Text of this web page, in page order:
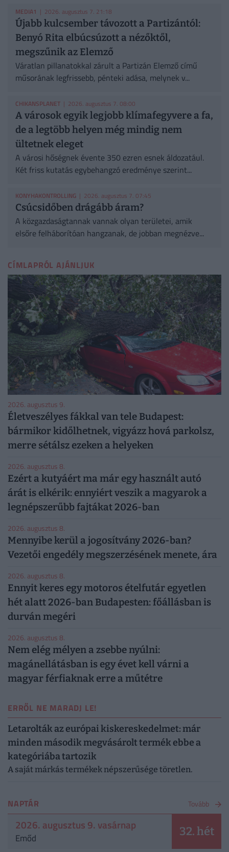
MEDIA1 | 2026. augusztus 7. 21:18
Újabb kulcsember távozott a Partizántól:
Benyó Rita elbúcsúzott a nézőktől,
megszűnik az Elemző
Váratlan pillanatokkal zárult a Partizán Elemző című
műsorának legfrissebb, pénteki adása, melynek v...
CHIKANSPLANET | 2026. augusztus 7. 08:00
A városok egyik legjobb klímafegyvere a fa,
de a legtöbb helyen még mindig nem
ültetnek eleget
A városi hőségnek évente 350 ezren esnek áldozatául.
Két friss kutatás egybehangzó eredménye szerint...
KONYHAKONTROLLING | 2026. augusztus 7. 07:45
Csúcsidőben drágább áram?
A közgazdaságtannak vannak olyan területei, amik
elsőre felháborítóan hangzanak, de jobban megnézve...
CÍMLAPRÓL AJÁNLJUK
2026. augusztus 9.
Életveszélyes fákkal van tele Budapest:
bármikor kidőlhetnek, vigyázz hová parkolsz,
merre sétálsz ezeken a helyeken
2026. augusztus 8.
Ezért a kutyáért ma már egy használt autó
árát is elkérik: ennyiért veszik a magyarok a
legnépszerűbb fajtákat 2026-ban
2026. augusztus 8.
Mennyibe kerül a jogosítvány 2026-ban?
Vezetői engedély megszerzésének menete, ára
2026. augusztus 8.
Ennyit keres egy motoros ételfutár egyetlen
hét alatt 2026-ban Budapesten: főállásban is
durván megéri
2026. augusztus 8.
Nem elég mélyen a zsebbe nyúlni:
magánellátásban is egy évet kell várni a
magyar férfiaknak erre a műtétre
ERRŐL NE MARADJ LE!
Letarolták az európai kiskereskedelmet: már
minden második megvásárolt termék ebbe a
kategóriába tartozik
A saját márkás termékek népszerűsége töretlen.
NAPTÁR Tovább
2026. augusztus 9. vasárnap
Emőd 32. hét